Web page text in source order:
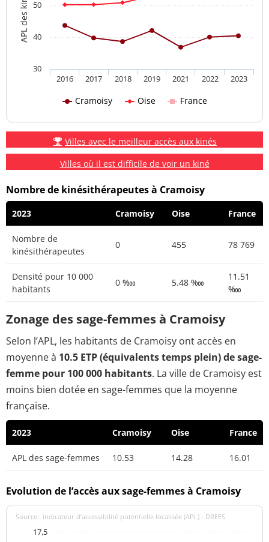
Cramoisy Oise France
2016 2017 2018 2019 2021 2022 2023
30
40
50
Villes avec le meilleur accès aux kinés
Villes où il est difficile de voir un kiné
Nombre de kinésithérapeutes à Cramoisy
2023 Cramoisy Oise France
Nombre de
kinésithérapeutes
0 455 78 769
Densité pour 10 000
habitants
0 ‱ 5.48 ‱
11.51
‱
Zonage des sage-femmes à Cramoisy
Selon l’APL, les habitants de Cramoisy ont accès en
moyenne à 10.5 ETP (équivalents temps plein) de sage-
femme pour 100 000 habitants. La ville de Cramoisy est
moins bien dotée en sage-femmes que la moyenne
française.
2023 Cramoisy Oise France
APL des sage-femmes 10.53 14.28 16.01
Evolution de l’accès aux sage-femmes à Cramoisy
Source : indicateur d’accessibilité potentielle localisée (APL) - DREES
17,5